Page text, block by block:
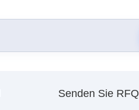
Senden Sie RFQ